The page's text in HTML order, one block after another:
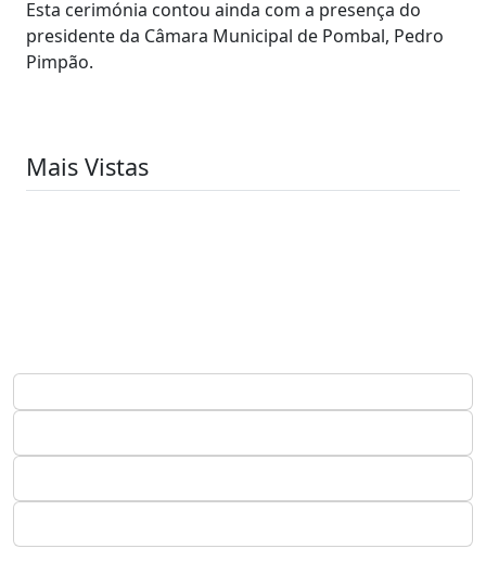
Esta cerimónia contou ainda com a presença do
presidente da Câmara Municipal de Pombal, Pedro
Pimpão.
Mais Vistas